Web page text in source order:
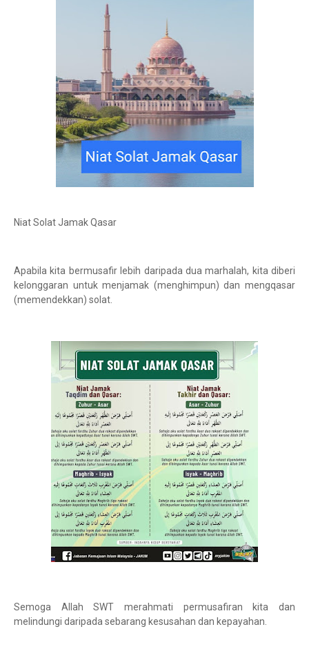
Niat Solat Jamak Qasar
Apabila kita bermusafir lebih daripada dua marhalah, kita diberi
kelonggaran untuk menjamak (menghimpun) dan mengqasar
(memendekkan) solat.
Semoga Allah SWT merahmati permusafiran kita dan
melindungi daripada sebarang kesusahan dan kepayahan.